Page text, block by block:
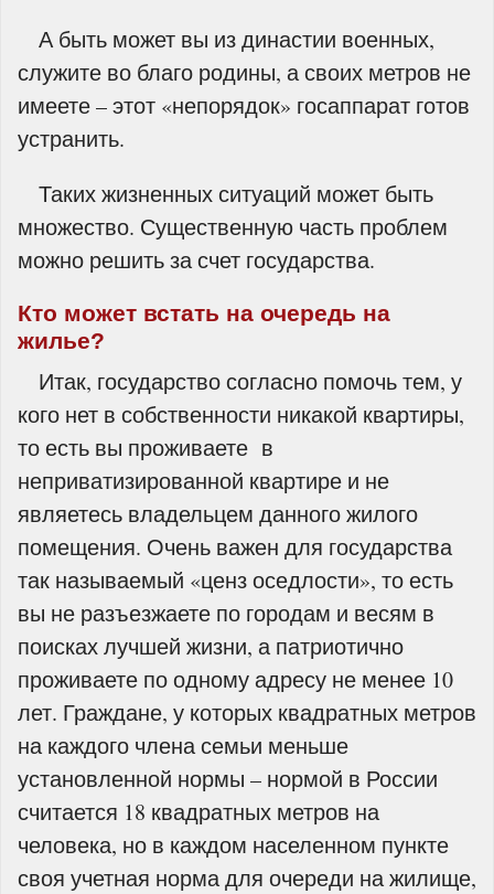
А быть может вы из династии военных,
служите во благо родины, а своих метров не
имеете – этот «непорядок» госаппарат готов
устранить.
Таких жизненных ситуаций может быть
множество. Существенную часть проблем
можно решить за счет государства.
Кто может встать на очередь на
жилье?
Итак, государство согласно помочь тем, у
кого нет в собственности никакой квартиры,
то есть вы проживаете в
неприватизированной квартире и не
являетесь владельцем данного жилого
помещения. Очень важен для государства
так называемый «ценз оседлости», то есть
вы не разъезжаете по городам и весям в
поисках лучшей жизни, а патриотично
проживаете по одному адресу не менее 10
лет. Граждане, у которых квадратных метров
на каждого члена семьи меньше
установленной нормы – нормой в России
считается 18 квадратных метров на
человека, но в каждом населенном пункте
своя учетная норма для очереди на жилище,